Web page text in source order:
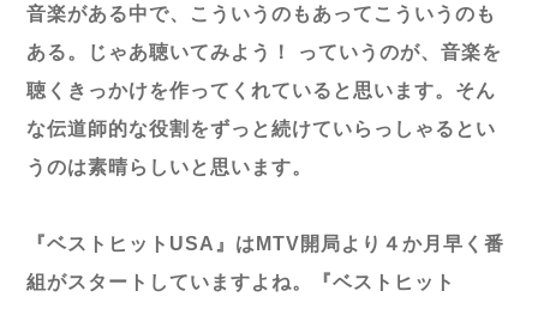
音楽がある中で、こういうのもあってこういうのも
ある。じゃあ聴いてみよう！ っていうのが、音楽を
聴くきっかけを作ってくれていると思います。そん
な伝道師的な役割をずっと続けていらっしゃるとい
うのは素晴らしいと思います。
『ベストヒットUSA』はMTV開局より４か月早く番
組がスタートしていますよね。『ベストヒット